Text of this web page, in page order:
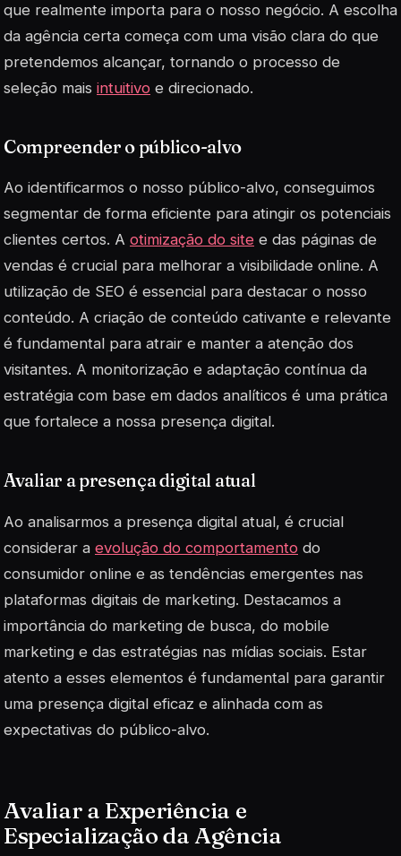
que realmente importa para o nosso negócio. A escolha
da agência certa começa com uma visão clara do que
pretendemos alcançar, tornando o processo de
seleção mais intuitivo e direcionado.
Compreender o público-alvo
Ao identificarmos o nosso público-alvo, conseguimos
segmentar de forma eficiente para atingir os potenciais
clientes certos. A otimização do site e das páginas de
vendas é crucial para melhorar a visibilidade online. A
utilização de SEO é essencial para destacar o nosso
conteúdo. A criação de conteúdo cativante e relevante
é fundamental para atrair e manter a atenção dos
visitantes. A monitorização e adaptação contínua da
estratégia com base em dados analíticos é uma prática
que fortalece a nossa presença digital.
Avaliar a presença digital atual
Ao analisarmos a presença digital atual, é crucial
considerar a evolução do comportamento do
consumidor online e as tendências emergentes nas
plataformas digitais de marketing. Destacamos a
importância do marketing de busca, do mobile
marketing e das estratégias nas mídias sociais. Estar
atento a esses elementos é fundamental para garantir
uma presença digital eficaz e alinhada com as
expectativas do público-alvo.
Avaliar a Experiência e
Especialização da Agência